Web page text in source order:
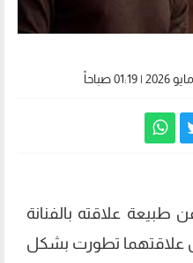
علاقته بالفنانة
علاقتهما تطورت بشكل